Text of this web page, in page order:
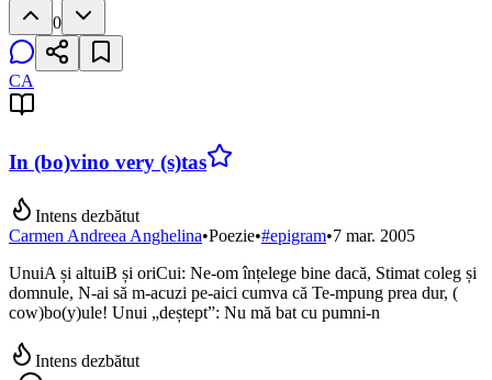
0
CA
In (bo)vino very (s)tas
Intens dezbătut
Carmen Andreea Anghelina•Poezie•#epigram•7 mar. 2005
UnuiA și altuiB și oriCui: Ne-om înțelege bine dacă, Stimat coleg și
domnule, N-ai să m-acuzi pe-aici cumva că Te-mpung prea dur, (
cow)bo(y)ule! Unui „deștept”: Nu mă bat cu pumni-n
Intens dezbătut